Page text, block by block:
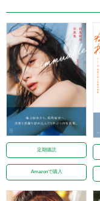
定期購読
Amazonで購入